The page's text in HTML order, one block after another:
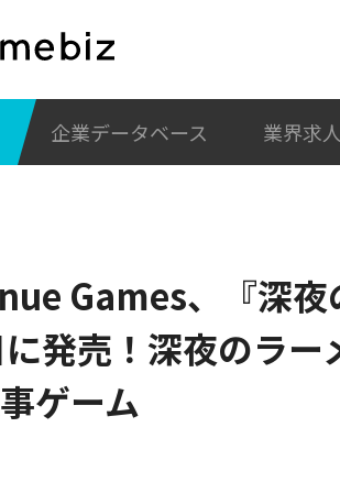
企業データベース 業界求
Games、『深夜
発売！深夜のラー
ゲーム